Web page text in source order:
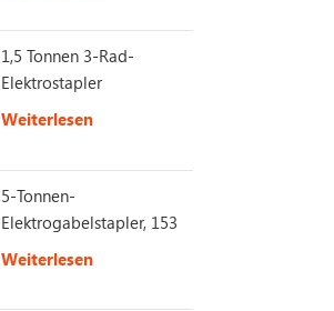
1,5 Tonnen 3-Rad-
Elektrostapler
Weiterlesen
5-Tonnen-
Elektrogabelstapler, 153
V, 230 Ah, lange
Weiterlesen